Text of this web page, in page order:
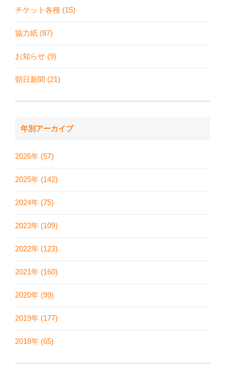
チケット各種 (15)
協力紙 (87)
お知らせ (9)
朝日新聞 (21)
年別アーカイブ
2026年 (57)
2025年 (142)
2024年 (75)
2023年 (109)
2022年 (123)
2021年 (160)
2020年 (99)
2019年 (177)
2018年 (65)